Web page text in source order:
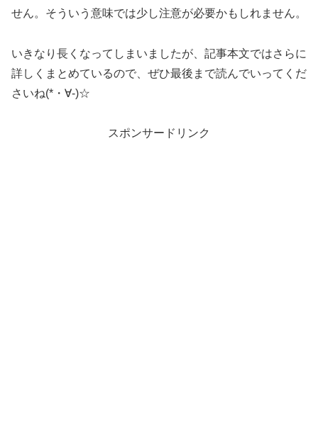
せん。そういう意味では少し注意が必要かもしれません。
いきなり長くなってしまいましたが、記事本文ではさらに
詳しくまとめているので、ぜひ最後まで読んでいってくだ
さいね(*・∀-)☆
スポンサードリンク